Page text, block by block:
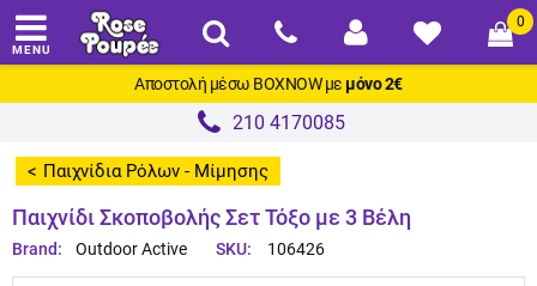
Αποστολή μέσω BOXNOWμε μόνο 2€
MENU
0
210 4170085
Παιχνίδια Ρόλων - Μίμησης
Παιχνίδι Σκοποβολής Σετ Τόξο με 3 Βέλη
Brand: Outdoor Active SKU: 106426